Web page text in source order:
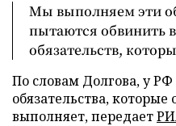
Мы выполняем эти
пытаются обвинить
обязательств,
По словам Долгова, у РФ
обязательства,
выполняет, передает